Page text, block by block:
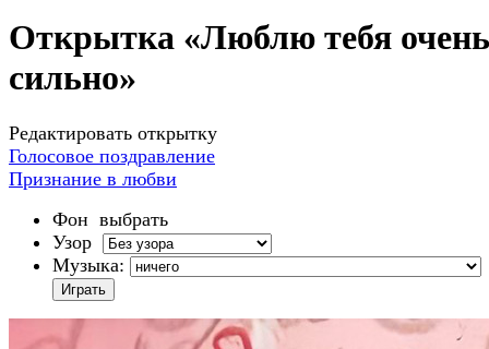
Открытка «Люблю тебя очень
сильно»
Редактировать открытку
Голосовое поздравление
Признание в любви
Фон выбрать
Узор
Музыка: